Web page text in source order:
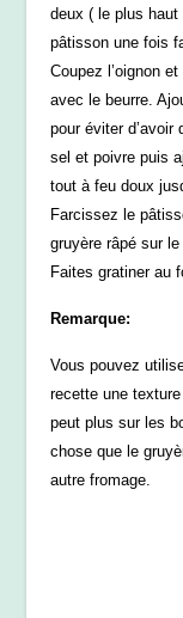
deux ( le plus haut
pâtisson une fois
Coupez l’oignon
avec le beurre.
pour éviter
sel et poivre puis
tout à feu doux
Farcissez le
gruyère râpé sur
Faites gratiner au
Remarque:
Vous pouvez
recette une
peut plus sur les
chose que le
autre fromage.